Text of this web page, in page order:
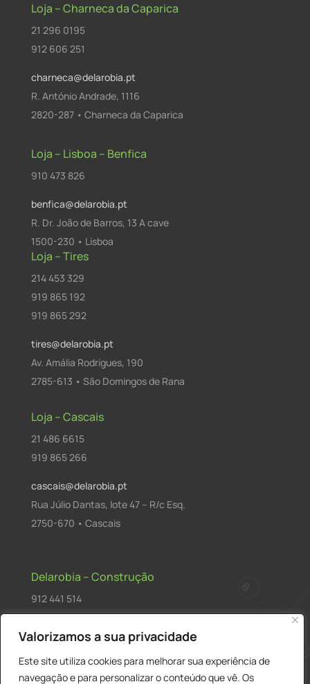
Valorizamos a sua privacidade
Este site utiliza cookies para melhorar sua experiência de
navegação e para personalizar o conteúdo que vê. Os
Loja – Charneca da Caparica
21 296 0195
912 606 251
charneca@delarobia.pt
R. António Andrade, 1116
2820-287 • Charneca da Caparica
Loja – Lisboa – Benfica
910 473 826
benfica@delarobia.pt
R. Dr. João de Barros, 13 A cave
1500-230 • Lisboa
Loja – Tires
214 453 329
919 865 192
919 865 292
tires@delarobia.pt
Av. Amália Rodrigues, 190
2785-613 • São Domingos de Rana
Loja – Cascais
21 486 6615
919 865 266
cascais@delarobia.pt
Rua Júlio Dantas, lote 47 – R/c Esq.
2750-670 • Cascais
Delarobia – Construção
912 441 514
R. António Andrade, 1171
2820-287 • Charneca de Caparica